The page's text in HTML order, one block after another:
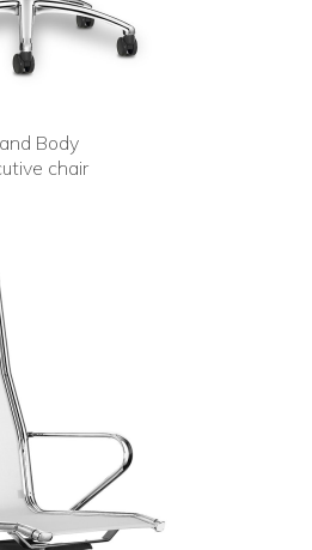
Body
chair